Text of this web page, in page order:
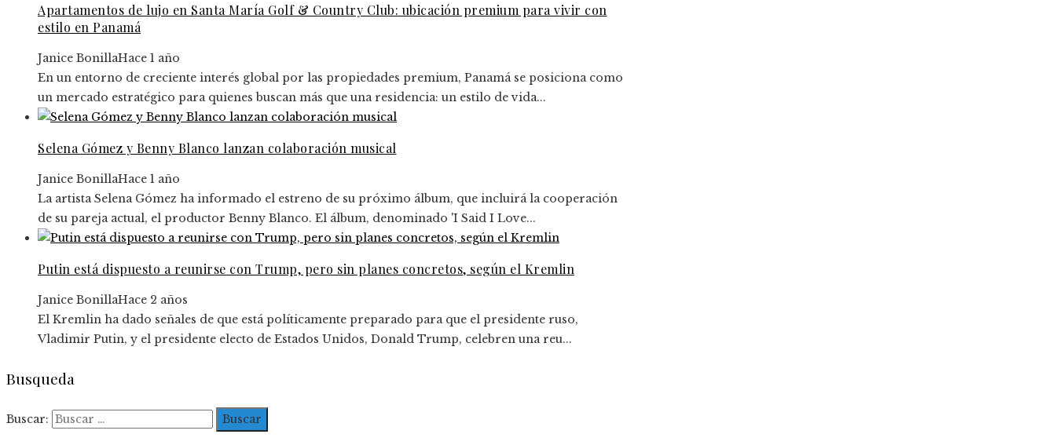
Apartamentos de lujo en Santa María Golf & Country Club: ubicación premium para vivir con
estilo en Panamá
Janice BonillaHace 1 año
En un entorno de creciente interés global por las propiedades premium, Panamá se posiciona como
un mercado estratégico para quienes buscan más que una residencia: un estilo de vida...
Selena Gómez y Benny Blanco lanzan colaboración musical
Janice BonillaHace 1 año
La artista Selena Gómez ha informado el estreno de su próximo álbum, que incluirá la cooperación
de su pareja actual, el productor Benny Blanco. El álbum, denominado 'I Said I Love...
Putin está dispuesto a reunirse con Trump, pero sin planes concretos, según el Kremlin
Janice BonillaHace 2 años
El Kremlin ha dado señales de que está políticamente preparado para que el presidente ruso,
Vladimir Putin, y el presidente electo de Estados Unidos, Donald Trump, celebren una reu...
Busqueda
Buscar: